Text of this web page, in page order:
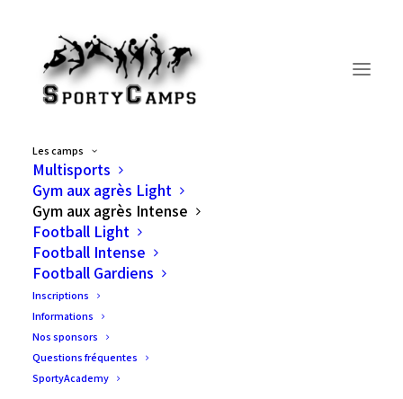
Les camps
Multisports
Gym aux agrès Light
Gym aux agrès Intense
Football Light
Football Intense
Football Gardiens
Inscriptions
Informations
Nos sponsors
Questions fréquentes
SportyAcademy
Gymnastique aux agrès –
Intense
Nos camps de gymnastique aux agrès évoluent!
Nous lançons « Agrès Intense ».
Agrès tous les jours et toute la journée.
Axés sur l’apprentissage d’éléments techniques
aux différents agrès (sol, barre fixe, anneaux